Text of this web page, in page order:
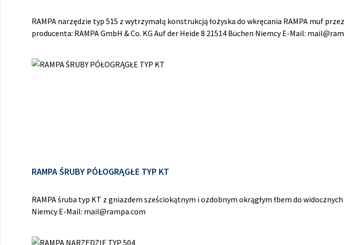
RAMPA narzędzie typ 515 z wytrzymałą konstrukcją łożyska do wkręcania RAMPA muf
producenta: RAMPA GmbH & Co. KG Auf der Heide 8 21514 Büchen Niemcy E-Mail:
RAMPA ŚRUBY PÓŁOGRĄGŁE TYP KT
RAMPA śruba typ KT z gniazdem sześciokątnym i ozdobnym okrągłym łbem do
Niemcy E-Mail: mail@rampa.com